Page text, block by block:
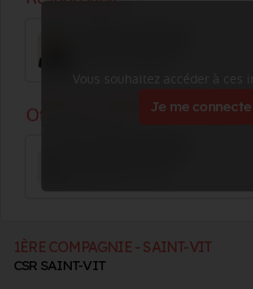
Vous souhaitez accéder à ces
Je me connecte
1ÈRE COMPAGNIE - SAINT-VIT
CSR SAINT-VIT